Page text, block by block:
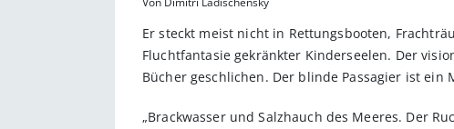
Er steckt meist nicht in Rettungsbooten,
Fluchtfantasie gekränkter Kinderseelen. Der
Bücher geschlichen. Der blinde Passagier ist ein
„Brackwasser und Salzhauch des Meeres. Der